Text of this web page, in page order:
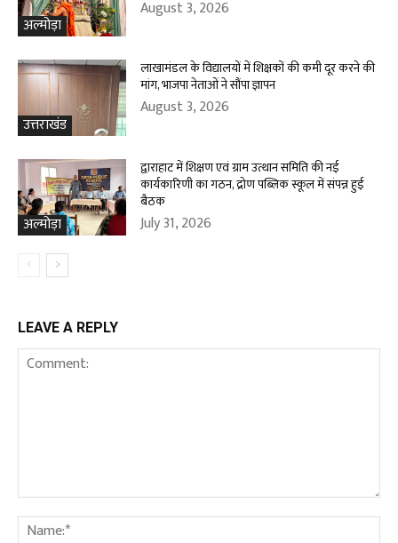
अल्मोड़ा
August 3, 2026
उत्तराखंड
लाखामंडल के विद्यालयों में शिक्षकों की कमी दूर करने की
मांग, भाजपा नेताओं ने सौंपा ज्ञापन
August 3, 2026
अल्मोड़ा
द्वाराहाट में शिक्षण एवं ग्राम उत्थान समिति की नई
कार्यकारिणी का गठन, द्रोण पब्लिक स्कूल में संपन्न हुई
बैठक
July 31, 2026
LEAVE A REPLY
Comment: